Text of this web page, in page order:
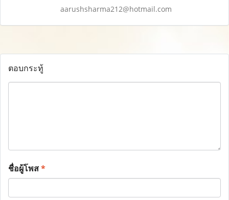
aarushsharma212@hotmail.com
ตอบกระทู้
ชื่อผู้โพส*